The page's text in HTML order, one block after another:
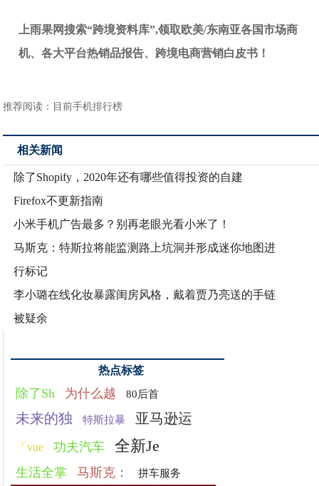
上雨果网搜索“跨境资料库”,领取欧美/东南亚各国市场商
机、各大平台热销品报告、跨境电商营销白皮书！
推荐阅读： 目前手机排行榜
相关新闻
除了Shopify，2020年还有哪些值得投资的自建
Firefox不更新指南
小米手机广告最多？别再老眼光看小米了！
马斯克：特斯拉将能监测路上坑洞并形成迷你地图进
行标记
李小璐在线化妆暴露闺房风格，戴着贾乃亮送的手链
被疑余
热点标签
除了Sh 为什么越 80后首
未来的独 特斯拉暴 亚马逊运
「vue 功夫汽车 全新Je
生活全掌 马斯克： 拼车服务